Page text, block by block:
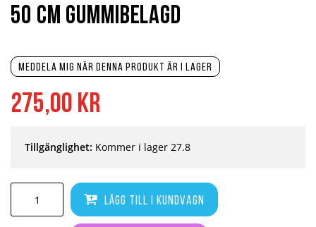
275,00 kr
Meddela mig när denna produkt är i lager
Lägg till i kundvagn
Tillgänglighet: Kommer i lager 27.8
50 cm Gummibelagd
bildgalleriet